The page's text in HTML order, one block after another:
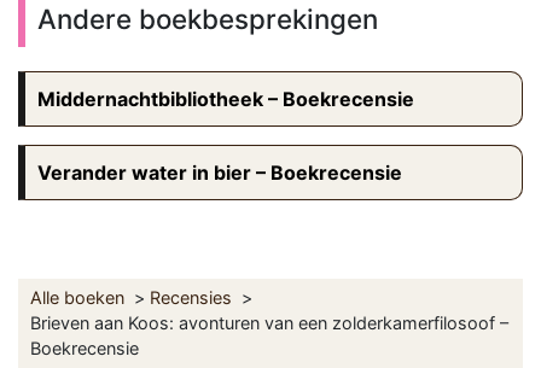
Andere boekbesprekingen
Middernachtbibliotheek – Boekrecensie
Verander water in bier – Boekrecensie
Alle boeken
Recensies
Brieven aan Koos: avonturen van een zolderkamerfilosoof –
Boekrecensie